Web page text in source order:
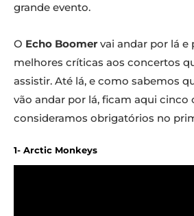
grande evento.
O Echo Boomer vai andar por lá e
melhores críticas aos concertos
assistir. Até lá, e como sabemos
vão andar por lá, ficam aqui cinco
consideramos obrigatórios no
1- Arctic Monkeys